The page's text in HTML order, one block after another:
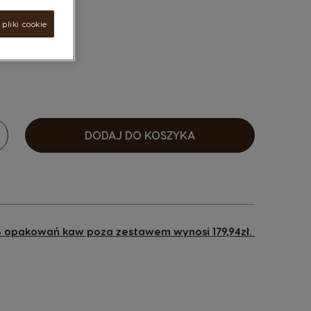
options
DODAJ DO KOSZYKA
kaw poza zestawem wynosi 179,94zł.
pliki cookie